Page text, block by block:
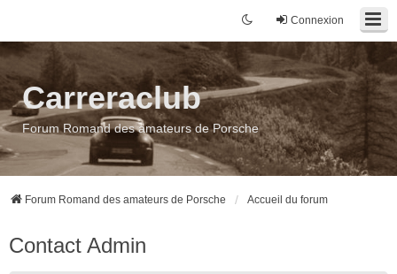
Connexion
Carreraclub
Forum Romand des amateurs de Porsche
Forum Romand des amateurs de Porsche Accueil du forum
Contact Admin